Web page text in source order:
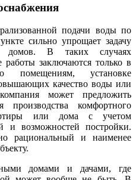
подачи воды по
сильно упрощает задачу
В таких случаях
заключаются только в
помещениям, установке
качество воды или
может предложить
производства комфортного
или дома с учетом
и возможностей постройки.
рациональный и наименее
домами и дачами, где